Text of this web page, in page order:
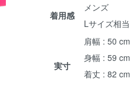
着用感
メンズ
Lサイズ相当
実寸
肩幅 : 50 cm
身幅 : 59 cm
着丈 : 82 cm